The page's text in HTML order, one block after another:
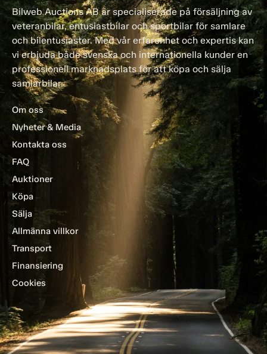
Bilweb Auctions AB är specialiserade på försäljning av
veteranbilar, entusiastbilar och sportbilar för samlare
och bilentusiaster. Med vår erfarenhet och expertis kan
vi erbjuda både svenska och internationella kunder en
professionell marknadsplats för att köpa och sälja
samlarbilar.
Om oss
Nyheter & Media
Kontakta oss
FAQ
Auktioner
Köpa
Sälja
Allmänna villkor
Transport
Finansiering
Cookies